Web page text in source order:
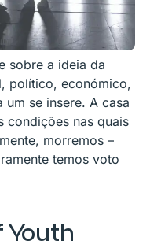
sobre a ideia da
político, económico,
se insere. A casa
condições nas quais
morremos –
temos voto